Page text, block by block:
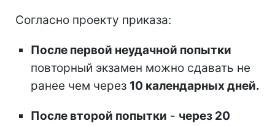
Согласно проекту приказа:
После первой неудачной попытки
повторный экзамен можно сдавать не
ранее чем через 10 календарных дней.
После второй попытки - через 20